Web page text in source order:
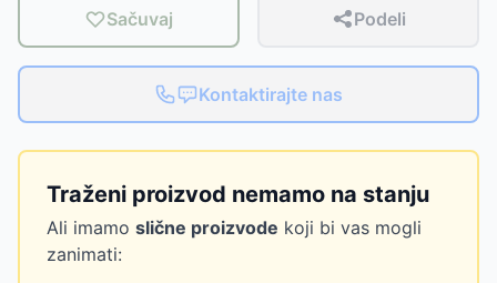
Sačuvaj Podeli
Kontaktirajte nas
Traženi proizvod nemamo na stanju
Ali imamo slične proizvode koji bi vas mogli
zanimati: